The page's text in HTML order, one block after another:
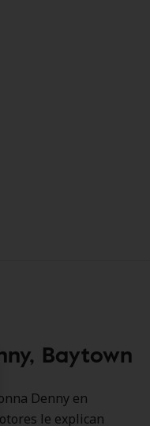
Baytown
Denny en
le explican